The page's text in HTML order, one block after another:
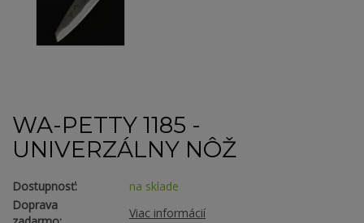
WA-PETTY 1185 -
UNIVERZÁLNY NÔŽ
Dostupnosť:
na sklade
Doprava
Viac informácií